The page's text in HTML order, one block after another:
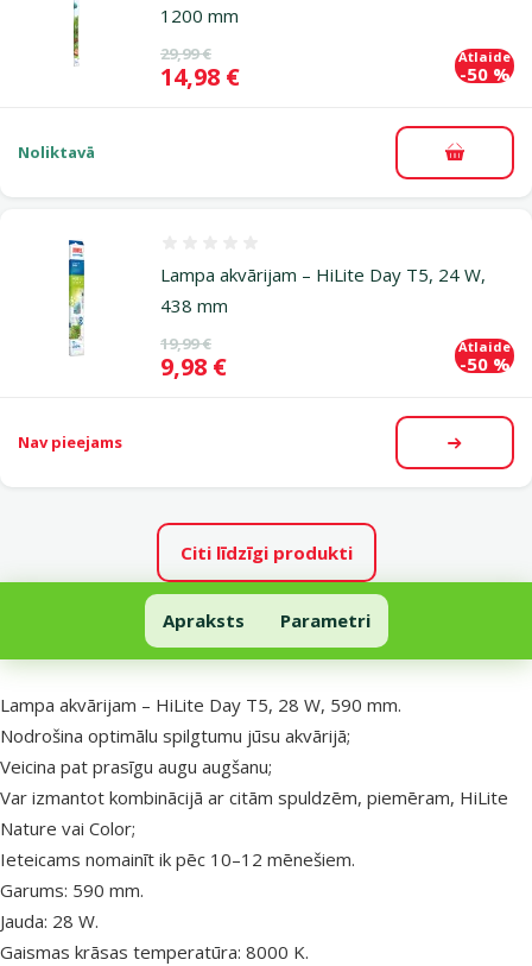
1200 mm
Oriģinālā cena
29,99 €
Cena
14,98 €
Atlaide
-50 %
Noliktavā
Lampa akvārijam – HiLite Day T5, 24 W,
438 mm
Oriģinālā cena
19,99 €
Cena
9,98 €
Atlaide
-50 %
Nav pieejams Apskatīt
Citi līdzīgi produkti
Lampa akvārijam – HiLite Day T5, 28 W, 590 mm
Apraksts Parametri
Uz lapas sākumu
superzoo.product.detail.content
Lampa akvārijam – HiLite Day T5, 28 W, 590 mm.
Nodrošina optimālu spilgtumu jūsu akvārijā;
Veicina pat prasīgu augu augšanu;
Var izmantot kombinācijā ar citām spuldzēm, piemēram, HiLite
Nature vai Color;
Ieteicams nomainīt ik pēc 10–12 mēnešiem.
Garums: 590 mm.
Jauda: 28 W.
Gaismas krāsas temperatūra: 8000 K.